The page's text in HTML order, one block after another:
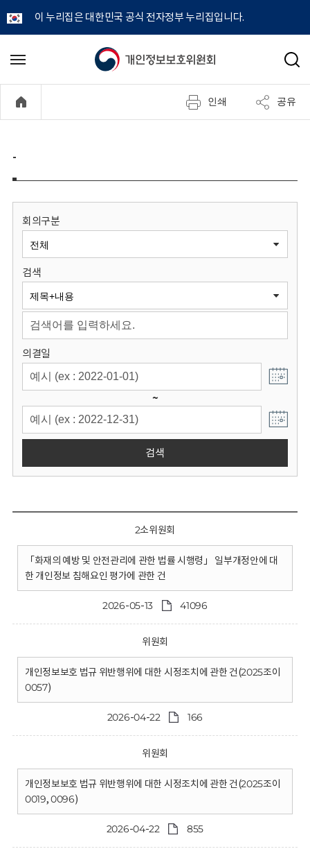
이 누리집은 대한민국 공식 전자정부 누리집입니다.
개
정
보
원
회
메
기
검
인쇄 공유
-
회의구분
검색
의결일
~
검색
2소위원회
「화재의 예방 및 안전관리에 관한 법률 시행령」 일부개정안에 대
한 개인정보 침해요인 평가에 관한 건
2026-05-13 41096
위원회
개인정보보호 법규 위반행위에 대한 시정조치에 관한 건(2025조이
0057)
2026-04-22 166
위원회
개인정보보호 법규 위반행위에 대한 시정조치에 관한 건(2025조이
0019, 0096)
2026-04-22 855